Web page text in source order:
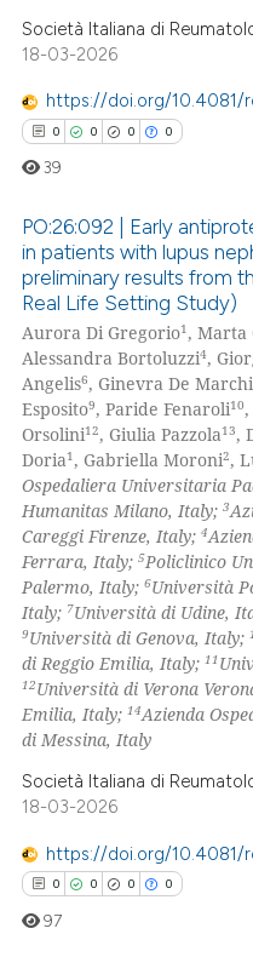
Società Italiana di
18-03-2026
https://doi.org/10.4081/
0 0 0 0
Citing Publications
Supporting
Mentioning
Contrasting
how this article has been
atscite.ai
shows how a scientific paper
been cited by providing the
of the citation, a
describing whether
mentions, or contrasts
in which section the
39
PO:26:092 | Early
in patients with lupus
preliminary results from
Real Life Setting Study)
Aurora Di Gregorio1, Marta
Alessandra Bortoluzzi4,
Angelis6, Ginevra De Marchi
Esposito9, Paride Fenaroli10
Orsolini12, Giulia Pazzola13,
Doria1, Gabriella Moroni2,
Ospedaliera Universitaria
Humanitas Milano, Italy;3
Careggi Firenze, Italy;4
Ferrara, Italy;5Policlinico
Palermo, Italy;6Università
Italy; 7Università di Udine,
9Università di Genova, Italy;
di Reggio Emilia, Italy;11
12Università di Verona
Emilia, Italy;14Azienda
di Messina, Italy
Società Italiana di
18-03-2026
https://doi.org/10.4081/
0 0 0 0
97